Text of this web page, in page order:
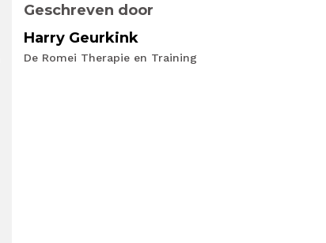
Geschreven door
Harry Geurkink
De Romei Therapie en Training